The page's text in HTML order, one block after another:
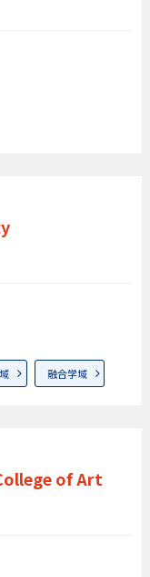
融合学域
of Art